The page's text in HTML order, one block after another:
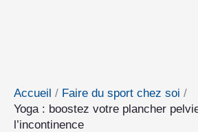
Accueil
Faire du sport chez soi
Yoga : boostez votre plancher
l’incontinence